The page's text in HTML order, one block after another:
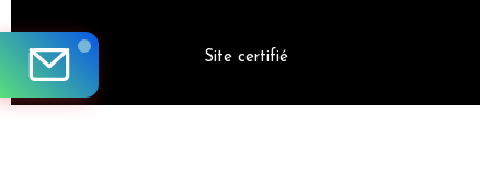
Site certifié